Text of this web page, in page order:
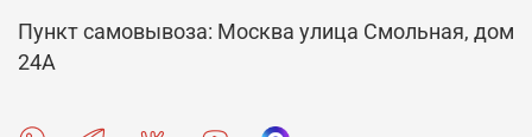
Пункт самовывоза: Москва улица Смольная, дом
24А